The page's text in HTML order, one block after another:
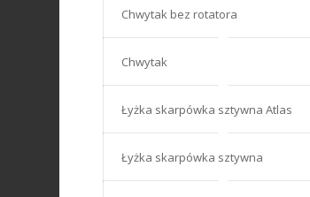
Chwytak bez rotatora
Chwytak
Łyżka skarpówka sztywna Atlas
Łyżka skarpówka sztywna